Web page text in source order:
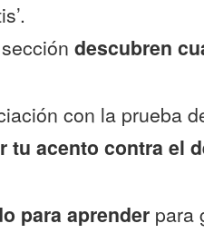
descubren
con la prueba
tu acento contra el
para aprender para